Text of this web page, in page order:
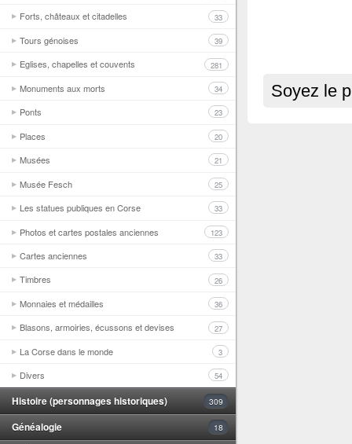
Forts, châteaux et citadelles 33
Tours génoises 39
Eglises, chapelles et couvents 281
Monuments aux morts 34
Ponts 23
Places 20
Musées 21
Musée Fesch 25
Les statues publiques en Corse 33
Photos et cartes postales anciennes 123
Cartes anciennes 33
Timbres 26
Monnaies et médailles 36
Blasons, armoiries, écussons et devises 27
La Corse dans le monde 3
Divers 54
Histoire (personnages historiques) 309
Généalogie 18
Soyez le